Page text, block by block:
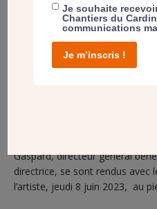
Gaspard, directeur général
directrice, se sont rendus avec
l’artiste, jeudi 8 juin 2023, au
Je souhaite
Chantiers du
communications
Je m’inscris !